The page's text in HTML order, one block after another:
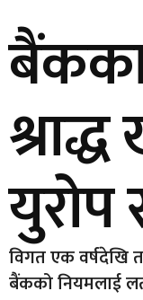
बैंकका
विगत एक वर्षदेखि
बैंकको नियमलाई